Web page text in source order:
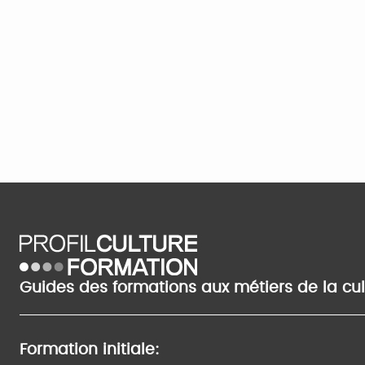
Guides des formations aux métiers de la
Formation initiale: